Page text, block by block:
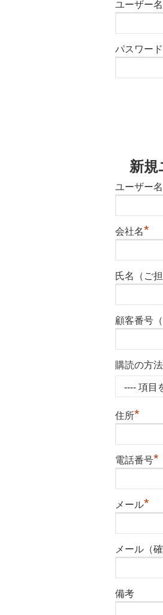
ユーザー
パスワード
新規
ユーザー
会社名*
氏名（ご
顧客番号
購読の方法
住所*
電話番号*
メール*
メール（確
備考